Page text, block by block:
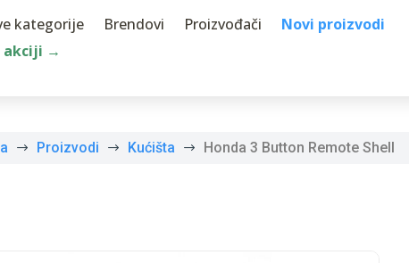
kategorije Brendovi Proizvođači
Novi proizvodi
akciji →
$ Proizvodi $ Kućišta $ Honda 3 Button Remote Shell